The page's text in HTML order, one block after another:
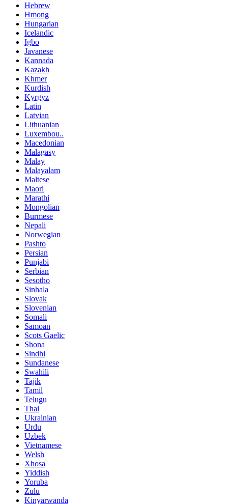
Hebrew
Hmong
Hungarian
Icelandic
Igbo
Javanese
Kannada
Kazakh
Khmer
Kurdish
Kyrgyz
Latin
Latvian
Lithuanian
Luxembou..
Macedonian
Malagasy
Malay
Malayalam
Maltese
Maori
Marathi
Mongolian
Burmese
Nepali
Norwegian
Pashto
Persian
Punjabi
Serbian
Sesotho
Sinhala
Slovak
Slovenian
Somali
Samoan
Scots Gaelic
Shona
Sindhi
Sundanese
Swahili
Tajik
Tamil
Telugu
Thai
Ukrainian
Urdu
Uzbek
Vietnamese
Welsh
Xhosa
Yiddish
Yoruba
Zulu
Kinyarwanda